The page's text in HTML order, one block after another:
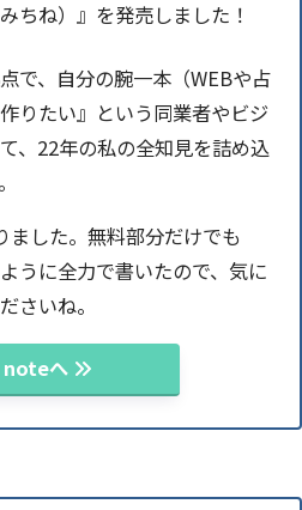
ちね）』を発売しました！
で、自分の腕一本（WEBや占
りたい』という同業者やビジ
、22年の私の全知見を詰め込
ました。無料部分だけでも
うに全力で書いたので、気に
さいね。
noteへ